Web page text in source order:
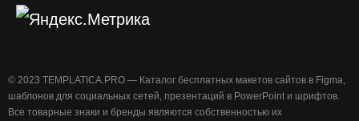
©️ 2023 TEMPLATICA.PRO — Каталог бесплатных макетов сайтов в Figma,
шаблонов для социальных сетей, презентаций в PowerPoint и шрифтов.
Все товарные знаки и бренды являются собственностью их